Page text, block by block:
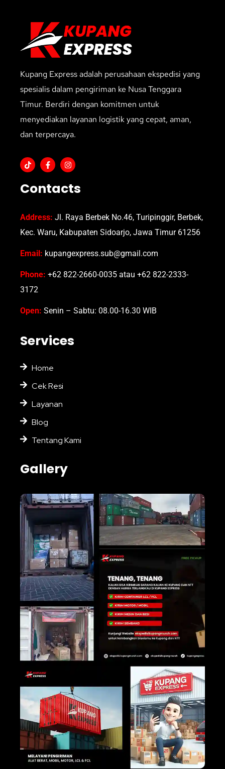
Kupang Express adalah perusahaan ekspedisi yang
spesialis dalam pengiriman ke Nusa Tenggara
Timur. Berdiri dengan komitmen untuk
menyediakan layanan logistik yang cepat, aman,
dan terpercaya.
Contacts
Address: Jl. Raya Berbek No.46, Turipinggir, Berbek,
Kec. Waru, Kabupaten Sidoarjo, Jawa Timur 61256
Email: kupangexpress.sub@gmail.com
Phone: +62 822-2660-0035 atau +62 822-2333-
3172
Open: Senin – Sabtu: 08.00-16.30 WIB
Services
Home
Cek Resi
Layanan
Blog
Tentang Kami
Gallery